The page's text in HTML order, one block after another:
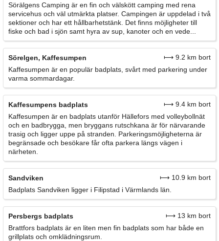
Sörälgens Camping är en fin och välskött camping med rena
servicehus och väl utmärkta platser. Campingen är uppdelad i två
sektioner och har ett hållbarhetstänk. Det finns möjligheter till
fiske och bad i sjön samt hyra av sup, kanoter och en vede...
Sörelgen, Kaffesumpen
⟼ 9.2 km bort
Kaffesumpen är en populär badplats, svårt med parkering under
varma sommardagar.
Kaffesumpens badplats
⟼ 9.4 km bort
Kaffesumpen är en badplats utanför Hällefors med volleybollnät
och en badbrygga, men bryggans rutschkana är för närvarande
trasig och ligger uppe på stranden. Parkeringsmöjligheterna är
begränsade och besökare får ofta parkera längs vägen i
närheten.
Sandviken
⟼ 10.9 km bort
Badplats Sandviken ligger i Filipstad i Värmlands län.
Persbergs badplats
⟼ 13 km bort
Brattfors badplats är en liten men fin badplats som har både en
grillplats och omklädningsrum.